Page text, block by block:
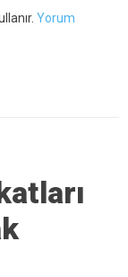
Yorum